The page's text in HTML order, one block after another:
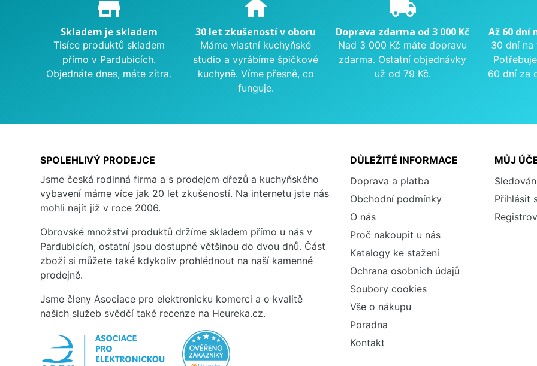
store_mall_directory
Skladem je skladem
Tisíce produktů skladem
přímo v Pardubicích.
Objednáte dnes, máte zítra.
home
30 let zkušeností v oboru
Máme vlastní kuchyňské
studio a vyrábíme špičkové
kuchyně. Víme přesně, co
funguje.
local_shipping
Doprava zdarma od 3 000 Kč
Nad 3 000 Kč máte dopravu
zdarma. Ostatní objednávky
už od 79 Kč.
Až 60 dní
30 dní na
60 dní za
SPOLEHLIVÝ PRODEJCE
Jsme česká rodinná firma a s prodejem dřezů a kuchyňského
vybavení máme více jak 20 let zkušeností. Na internetu jste nás
mohli najít již v roce 2006.
Obrovské množství produktů držíme skladem přímo u nás v
Pardubicích, ostatní jsou dostupné většinou do dvou dnů. Část
zboží si můžete také kdykoliv prohlédnout na naší kamenné
prodejně.
Jsme členy Asociace pro elektronicku komerci a o kvalitě
našich služeb svědčí také recenze na Heureka.cz.
DŮLEŽITÉ INFORMACE
Doprava a platba
Obchodní podmínky
O nás
Proč nakoupit u nás
Katalogy ke stažení
Ochrana osobních údajů
Soubory cookies
Vše o nákupu
Poradna
Kontakt
MŮJ
Přihlásit